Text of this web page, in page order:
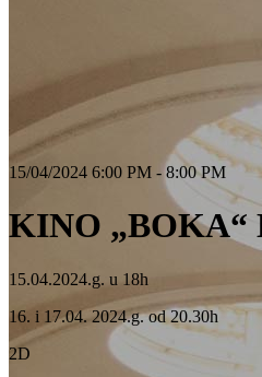
15/04/2024 6:00 PM - 8:00 PM
KINO „BOKA“
15.04.2024.g. u 18h
16. i 17.04. 2024.g. od 20.30h
2D